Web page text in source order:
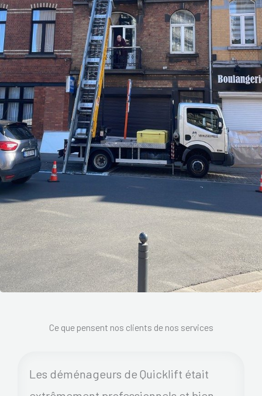
Ce que pensent nos clients de nos services
Les déménageurs de Quicklift était